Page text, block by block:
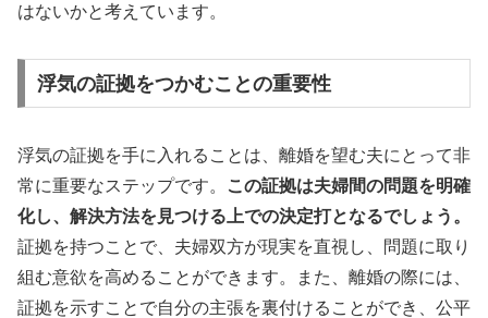
はないかと考えています。
浮気の証拠をつかむことの重要性
浮気の証拠を手に入れることは、離婚を望む夫にとって非
常に重要なステップです。
この証拠は夫婦間の問題を明確
化し、解決方法を見つける上での決定打となるでしょう。
証拠を持つことで、夫婦双方が現実を直視し、問題に取り
組む意欲を高めることができます。また、離婚の際には、
証拠を示すことで自分の主張を裏付けることができ、公平